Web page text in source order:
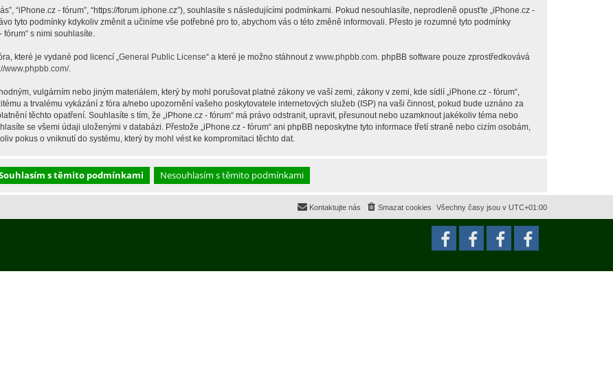
“iPhone.cz - fórum”, “https://forum.iphone.cz”), souhlasíte s následujícími podmínkami. Pokud nesouhlasíte, neprodleně opusťte „iPhone.cz -
tyto podmínky kdykoliv změnit a učiníme vše potřebné pro to, abychom vás o této změně informovali. Přesto je rozumné tyto podmínky
s nimi souhlasíte.
které je vydané pod licencí „ General Public License“ a které je možno stáhnout z www.phpbb.com . phpBB software pouze zprostředkovává
www.phpbb.com/.
vulgárním nebo jiným materiálem, který by mohl porušovat platné zákony ve vaší zemi, zákony v zemi, kde sídlí „iPhone.cz - fórum“,
a trvalému vykázání z fóra a/nebo upozornění vašeho poskytovatele internetových služeb (ISP) na vaši činnost, pokud bude uznáno za
těchto opatření. Souhlasíte s tím, že „iPhone.cz - fórum“ má právo odstranit, upravit, přesunout nebo uzamknout jakékoliv téma nebo
se všemi údaji uloženými v databázi. Přestože „iPhone.cz - fórum“ ani phpBB neposkytne tyto informace třetí straně nebo cizím osobám,
pokus o vniknutí do systému, který by mohl vést ke kompromitaci těchto dat.
Všechny časy jsou v UTC+01:00
Smazat cookies
Kontaktujte nás